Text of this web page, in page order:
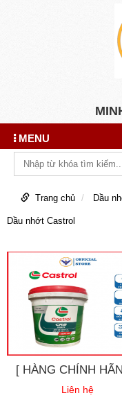
MENU
Trang chủ Dầu
Dầu nhớt Castrol
[ HÀNG CHÍNH
Dầu Động Cơ
Liên hệ